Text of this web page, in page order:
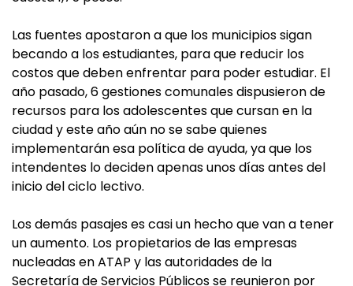
Las fuentes apostaron a que los municipios sigan
becando a los estudiantes, para que reducir los
costos que deben enfrentar para poder estudiar. El
año pasado, 6 gestiones comunales dispusieron de
recursos para los adolescentes que cursan en la
ciudad y este año aún no se sabe quienes
implementarán esa política de ayuda, ya que los
intendentes lo deciden apenas unos días antes del
inicio del ciclo lectivo.
Los demás pasajes es casi un hecho que van a tener
un aumento. Los propietarios de las empresas
nucleadas en ATAP y las autoridades de la
Secretaría de Servicios Públicos se reunieron por